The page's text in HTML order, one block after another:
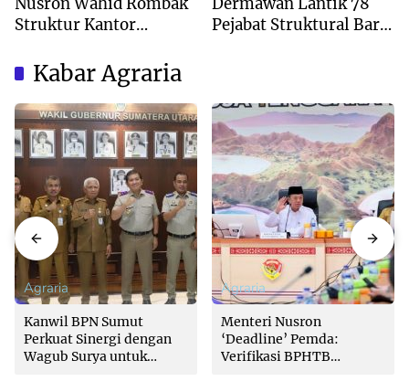
Struktur Kantor
Pendekatan
Kewilayahan
Pejabat Struktural Baru
Kabar Agraria
Agraria
Kanwil BPN Sumut
Perkuat Sinergi dengan
Wagub Surya untuk
Agraria
Menteri Nusron
‘Deadline’ Pemda:
Verifikasi BPHTB